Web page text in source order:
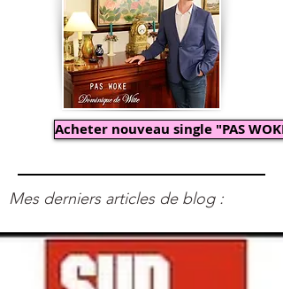
Acheter nouveau single "PAS
Mes derniers articles de blog :